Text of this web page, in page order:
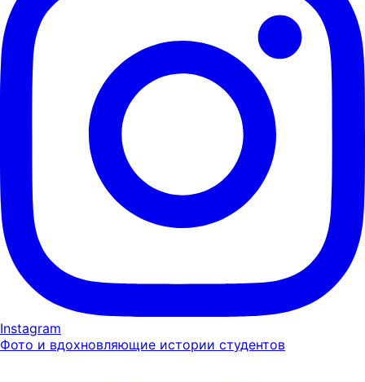
Instagram
Фото и вдохновляющие истории студентов